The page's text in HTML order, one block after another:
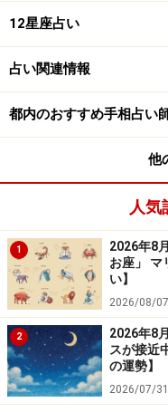
12星座占い
占い関連情報
都内のおすすめ手相占い
他
人気
1
2026年8
お座」 マ
い】
2026/08/07
2
2026年8
スが接近
の運勢】
2026/07/31